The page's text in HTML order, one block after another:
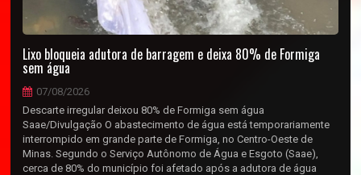
Lixo bloqueia adutora de barragem e deixa 80% de Formiga
sem água
07/08/2026
Descarte irregular deixou 80% de Formiga sem água
Saae/Divulgação O abastecimento de água está temporariamente
interrompido em grande parte de Formiga, no Centro-Oeste de
Minas. Segundo o Serviço Autônomo de Água e Esgoto (Saae),
cerca de 80% do município foi afetado após a adutora de água